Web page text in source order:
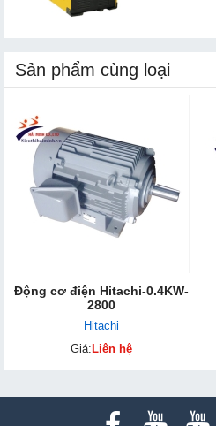
Sản phẩm cùng loại
Động cơ điện Hitachi-0.4KW-
2800
Hitachi
Giá: Liên hệ